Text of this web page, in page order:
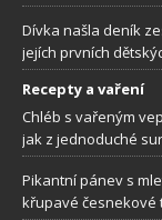
Dívka našla deník
jejích prvních
Recepty a vaření
Chléb s vařeným
jak z jednoduché
Pikantní pánev s
křupavé česnekové